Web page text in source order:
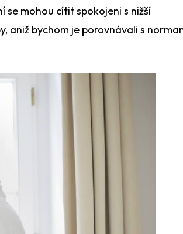
se mohou cítit spokojeni s nižší
aniž bychom je porovnávali s